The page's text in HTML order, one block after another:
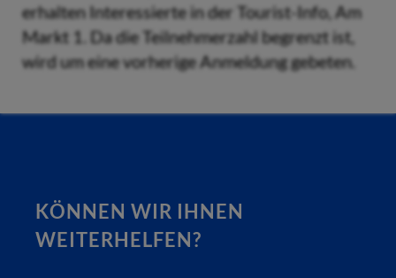
erhalten Interessierte in der Tourist-Info, Am
Markt 1. Da die Teilnehmerzahl begrenzt ist,
wird um eine vorherige Anmeldung gebeten.
KÖNNEN WIR IHNEN
WEITERHELFEN?